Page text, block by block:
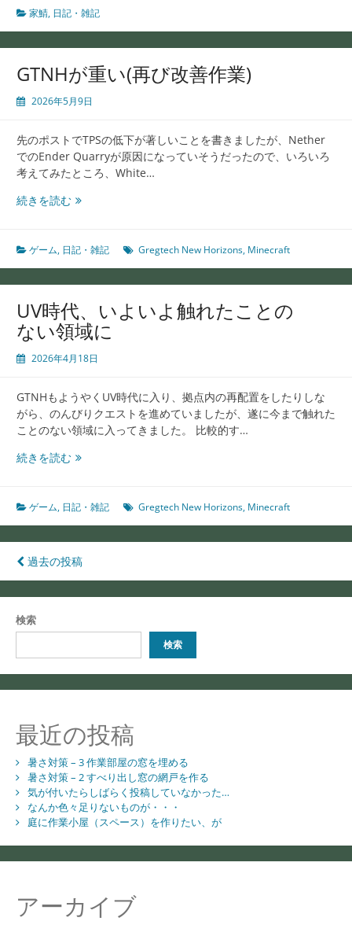
ま
し
た。
家鯖, 日記・雑記
GTNHが重い(再び改善作業)
2026年5月9日
先のポストでTPSの低下が著しいことを書きましたが、Nether
でのEnder Quarryが原因になっていそうだったので、いろいろ
考えてみたところ、White…
続きを読むGTNH
い
(再
び
善
作
ゲーム, 日記・雑記 Gregtech New Horizons, Minecraft
UV時代、いよいよ触れたことの
ない領域に
2026年4月18日
GTNHもようやくUV時代に入り、拠点内の再配置をしたりしな
がら、のんびりクエストを進めていましたが、遂に今まで触れた
ことのない領域に入ってきました。 比較的す…
続きを読むUV
い
よ
い
よ
の
な
い
に
ゲーム, 日記・雑記 Gregtech New Horizons, Minecraft
投
稿
ナ
ビ
ゲ
ー
シ
ョ
ン
過去の投稿
検索
検索
最近の投稿
暑さ対策 – 3 作業部屋の窓を埋める
暑さ対策 – 2 すべり出し窓の網戸を作る
気が付いたらしばらく投稿していなかった…
なんか色々足りないものが・・・
庭に作業小屋（スペース）を作りたい、が
アーカイブ